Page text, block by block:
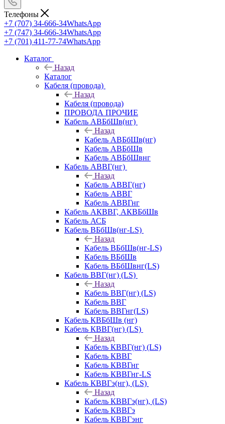
Телефоны
+7 (707) 34-666-34WhatsApp
+7 (747) 34-666-34WhatsApp
+7 (701) 411-77-74WhatsApp
Каталог
Назад
Каталог
Кабеля (провода)
Назад
Кабеля (провода)
ПРОВОДА ПРОЧИЕ
Кабель АВБбШв(нг)
Назад
Кабель АВБбШв(нг)
Кабель АВБбШв
Кабель АВБбШвнг
Кабель АВВГ(нг)
Назад
Кабель АВВГ(нг)
Кабель АВВГ
Кабель АВВГнг
Кабель АКВВГ, АКВБбШв
Кабель АСБ
Кабель ВБбШв(нг-LS)
Назад
Кабель ВБбШв(нг-LS)
Кабель ВБбШв
Кабель ВБбШвнг(LS)
Кабель ВВГ(нг) (LS)
Назад
Кабель ВВГ(нг) (LS)
Кабель ВВГ
Кабель ВВГнг(LS)
Кабель КВБбШв (нг)
Кабель КВВГ(нг) (LS)
Назад
Кабель КВВГ(нг) (LS)
Кабель КВВГ
Кабель КВВГнг
Кабель КВВГнг-LS
Кабель КВВГэ(нг), (LS)
Назад
Кабель КВВГэ(нг), (LS)
Кабель КВВГэ
Кабель КВВГэнг